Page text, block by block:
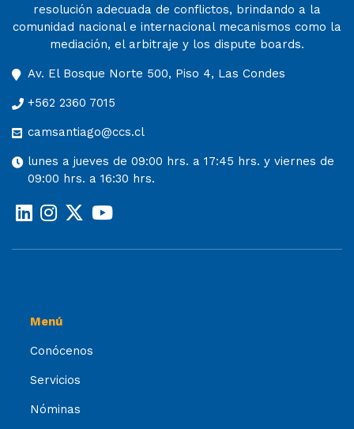
resolución adecuada de conflictos, brindando a la
comunidad nacional e internacional mecanismos como la
mediación, el arbitraje y los dispute boards.
Av. El Bosque Norte 500, Piso 4, Las Condes
+562 2360 7015
camsantiago@ccs.cl
lunes a jueves de 09:00 hrs. a 17:45 hrs. y viernes de
09:00 hrs. a 16:30 hrs.
Menú
Conócenos
Servicios
Nóminas